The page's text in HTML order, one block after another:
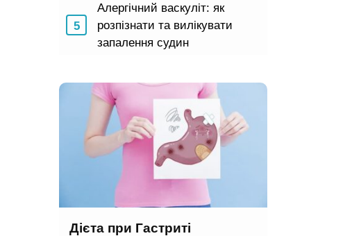
Алергічний васкуліт: як
розпізнати та вилікувати
запалення судин
Дієта при Гастриті